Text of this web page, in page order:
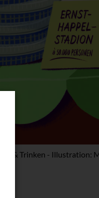
& Trinken - Illustration: